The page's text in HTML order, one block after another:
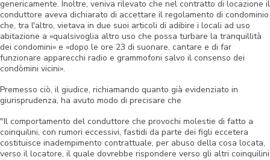
genericamente. Inoltre, veniva rilevato che nel contratto di locazione il
conduttore aveva dichiarato di accettare il regolamento di condominio
che, tra l'altro, vietava in due suoi articoli di adibire i locali ad uso
abitazione a «qualsivoglia altro uso che possa turbare la tranquillità
dei condomini» e «dopo le ore 23 di suonare, cantare e di far
funzionare apparecchi radio e grammofoni salvo il consenso dei
condòmini vicini».
Premesso ciò, il giudice, richiamando quanto già evidenziato in
giurisprudenza, ha avuto modo di precisare che
"Il comportamento del conduttore che provochi molestie di fatto a
coinquilini, con rumori eccessivi, fastidi da parte dei figli eccetera
costituisce inadempimento contrattuale, per abuso della cosa locata,
verso il locatore, il quale dovrebbe rispondere verso gli altri coinquilini